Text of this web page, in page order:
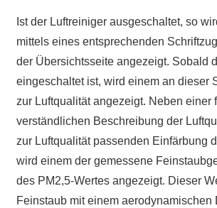
Ist der Luftreiniger ausgeschaltet, so
mittels eines entsprechenden
der Übersichtsseite angezeigt. Sobald
eingeschaltet ist, wird einem an dieser
zur Luftqualität angezeigt. Neben einer
verständlichen Beschreibung der
zur Luftqualität passenden Einfärbung
wird einem der gemessene
des PM2,5-Wertes angezeigt. Dieser
Feinstaub mit einem aerodynamischen